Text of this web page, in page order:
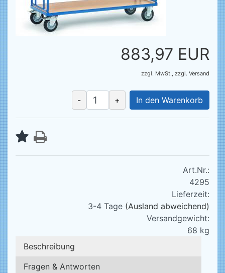
883,97 EUR
zzgl. MwSt., zzgl. Versand
- + In den Warenkorb
Art.Nr.:
4295
Lieferzeit:
3-4 Tage (Ausland abweichend)
Versandgewicht:
68 kg
Beschreibung
Fragen & Antworten